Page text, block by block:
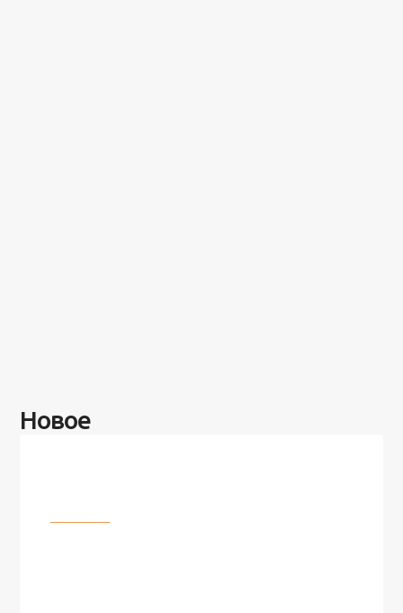
Новое